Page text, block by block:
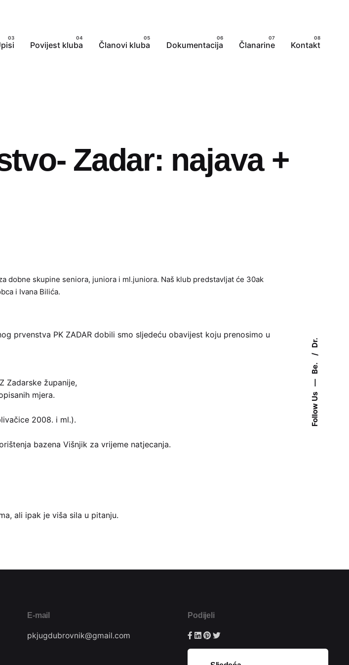
Follow Us
Be.
Dr.
Povijest kluba Članovi kluba Dokumentacija Članarine Kontakt
Zadar: najava +
dobne skupine seniora, juniora i ml.juniora. Naš klub predstavljat će 30ak
i Ivana Bilića.
prvenstva PK ZADAR dobili smo sljedeću obavijest koju prenosimo u
Zadarske županije,
mjera.
2008. i ml.).
bazena Višnjik za vrijeme natjecanja.
ali ipak je viša sila u pitanju.
E-mail
pkjugdubrovnik@gmail.com
Podijeli